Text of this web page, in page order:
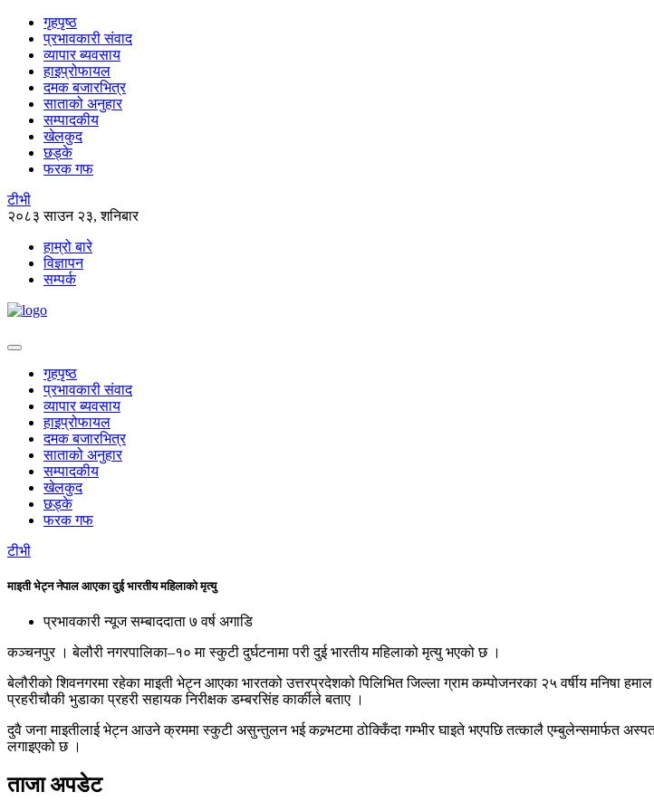
गृहपृष्ठ
प्रभावकारी संवाद
व्यापार ब्यवसाय
हाइप्रोफायल
दमक बजारभित्र
साताको अनुहार
सम्पादकीय
खेलकुद
छड्के
फरक गफ
टीभी
२०८३ साउन २३, शनिबार
हाम्रो बारे
विज्ञापन
सम्पर्क
गृहपृष्ठ
प्रभावकारी संवाद
व्यापार ब्यवसाय
हाइप्रोफायल
दमक बजारभित्र
साताको अनुहार
सम्पादकीय
खेलकुद
छड्के
फरक गफ
टीभी
माइती भेट्न नेपाल आएका दुई भारतीय महिलाको मृत्यु
प्रभावकारी न्यूज सम्बाददाता ७ वर्ष अगाडि
कञ्चनपुर । बेलौरी नगरपालिका–१० मा स्कुटी दुर्घटनामा परी दुई भारतीय महिलाको मृत्यु भएको छ ।
बेलौरीको शिवनगरमा रहेका माइती भेट्न आएका भारतको उत्तरप्रदेशको पिलिभित जिल्ला ग्राम कम्पोजनरका २५ वर्षीय मनिषा
प्रहरीचौकी भुडाका प्रहरी सहायक निरीक्षक डम्बरसिंह कार्कीले बताए ।
दुवै जना माइतीलाई भेट्न आउने क्रममा स्कुटी असुन्तुलन भई कल्र्भटमा ठोक्किँदा गम्भीर घाइते भएपछि तत्कालै एम्बुलेन्समार्फत
लगाइएको छ ।
ताजा अपडेट